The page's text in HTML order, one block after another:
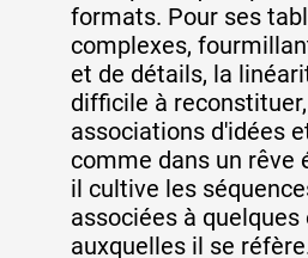
formats. Pour ses
complexes,
et de détails, la
difficile à
associations d'idées
comme dans un rêve
il cultive les
associées à quelques
auxquelles il se